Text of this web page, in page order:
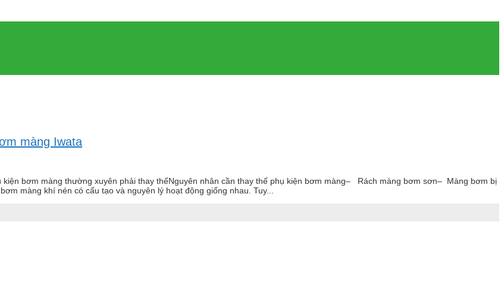
màng Iwata
kiện bơm màng thường xuyên phải thay thếNguyên nhân cần thay thế phụ kiện bơm màng– Rách màng bơm sơn– Màng bơm bị
màng khí nén có cấu tạo và nguyên lý hoạt động giống nhau. Tuy...